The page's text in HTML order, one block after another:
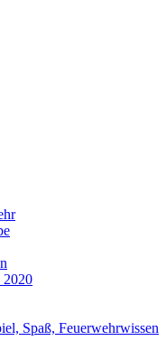
2020
Spaß, Feuerwehrwissen